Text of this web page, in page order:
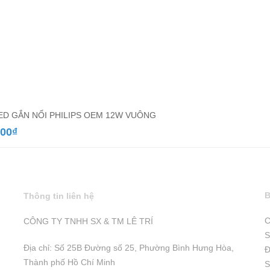
GẮN NỔI PHILIPS OEM 12W VUÔNG
₫
Thông tin liên hệ
CÔNG TY TNHH SX & TM LÊ TRÍ
Địa chỉ: Số 25B Đường số 25, Phường Bình Hưng Hòa,
Thành phố Hồ Chí Minh